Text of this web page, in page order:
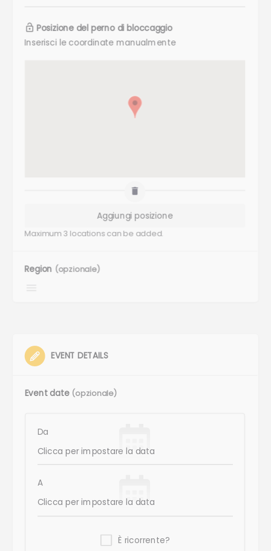
Posizione del perno di bloccaggio
Inserisci le coordinate manualmente
Maximum 3 locations can be added.
Region (opzionale)
EVENT DETAILS
Event date (opzionale)
Da
A
È ricorrente?